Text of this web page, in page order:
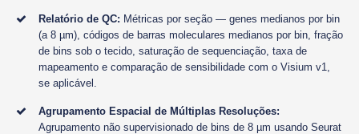
Relatório de QC: Métricas por seção — genes medianos por bin
(a 8 µm), códigos de barras moleculares medianos por bin, fração
de bins sob o tecido, saturação de sequenciação, taxa de
mapeamento e comparação de sensibilidade com o Visium v1,
se aplicável.
Agrupamento Espacial de Múltiplas Resoluções:
Agrupamento não supervisionado de bins de 8 µm usando Seurat